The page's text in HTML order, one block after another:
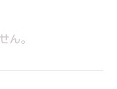
ん。